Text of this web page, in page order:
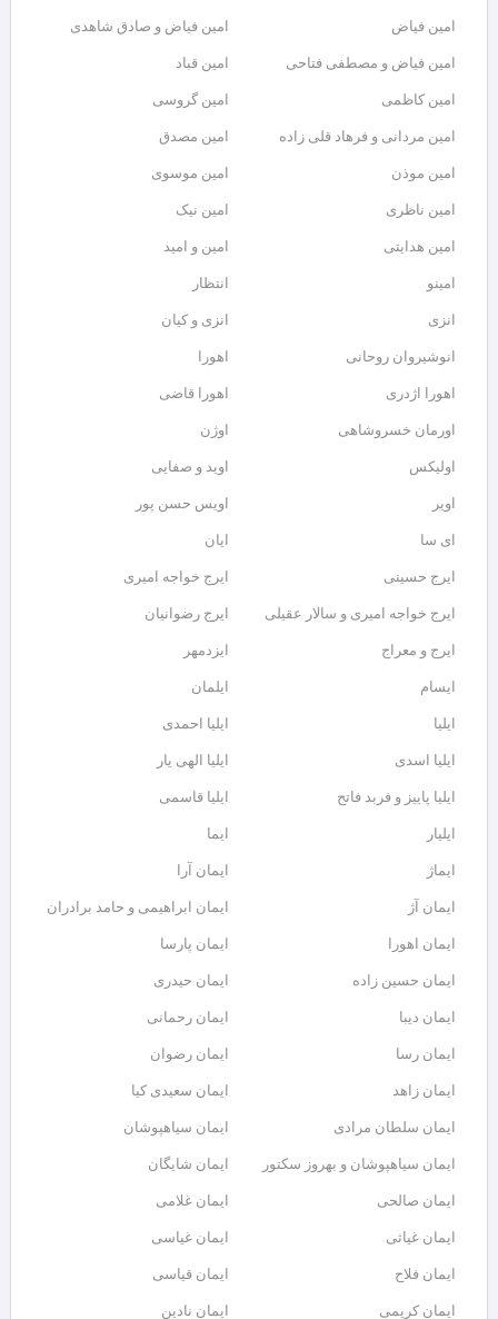
امین فیاض امین فیاض و صادق شاهدی
امین فیاض و مصطفی فتاحی امین قباد
امین کاظمی امین گروسی
امین مردانی و فرهاد قلی زاده امین مصدق
امین موذن امین موسوی
امین ناظری امین نیک
امین هدایتی امین و امید
امینو انتظار
انزی انزی و کیان
انوشیروان روحانی اهورا
اهورا اژدری اهورا قاضی
اورمان خسروشاهی اوژن
اولیکس اوید و صفایی
اویر اویس حسن پور
ای سا ایان
ایرج حسینی ایرج خواجه امیری
ایرج خواجه امیری و سالار عقیلی ایرج رضوانیان
ایرج و معراج ایزدمهر
ایسام ایلمان
ایلیا ایلیا احمدی
ایلیا اسدی ایلیا الهی یار
ایلیا پاییز و فربد فاتح ایلیا قاسمی
ایلیار ایما
ایماژ ایمان آرا
ایمان آژ ایمان ابراهیمی و حامد برادران
ایمان اهورا ایمان پارسا
ایمان حسین زاده ایمان حیدری
ایمان دیبا ایمان رحمانی
ایمان رسا ایمان رضوان
ایمان زاهد ایمان سعیدی کیا
ایمان سلطان مرادی ایمان سیاهپوشان
ایمان سیاهپوشان و بهروز سکتور ایمان شایگان
ایمان صالحی ایمان غلامی
ایمان غیاثی ایمان غیاسی
ایمان فلاح ایمان قیاسی
ایمان کریمی ایمان نادین